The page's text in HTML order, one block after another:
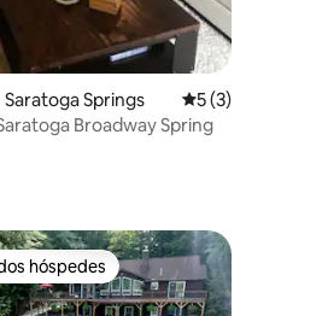
de 5, 337 avaliações
Springs 5 de uma
5 (3)
Broadway Spring
preferidos dos hóspedes
hóspedes